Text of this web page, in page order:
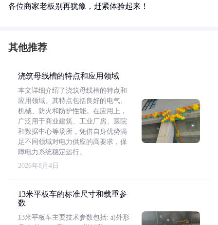
各位商家老板别再犹豫，赶紧体验起来！
其他推荐
浇筑母线槽的特点和应用领域
本文详细介绍了浇筑母线槽的特点和
应用领域。其特点包括良好的电气、
机械、防火和防护性能。在应用上，
广泛用于商业建筑、工业厂房、医院
和数据中心等场所，凭借自身优势满
足不同领域对电力供应的高要求，保
障电力系统稳定运行。
2026年8月4日
13米平板车的标准尺寸和载重参
数
13米平板车主要技术参数包括: a)外形